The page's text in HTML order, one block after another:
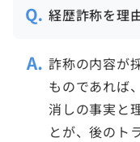
経歴詐称を理
詐称の内容が
ものであれば
消しの事実と
とが、後のト